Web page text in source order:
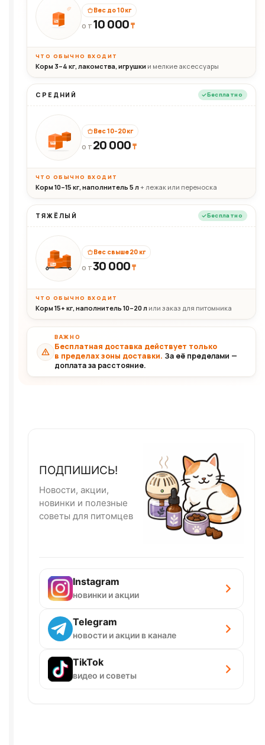
10кг
Вес до 10 кг
ОТ 10 000₸
ЧТО ОБЫЧНО ВХОДИТ
Корм 3–4 кг, лакомства, игрушки и мелкие аксессуары
СРЕДНИЙ Бесплатно
20кг
Вес 10–20 кг
ОТ 20 000₸
ЧТО ОБЫЧНО ВХОДИТ
Корм 10–15 кг, наполнитель 5 л+ лежак или переноска
ТЯЖЁЛЫЙ Бесплатно
30+кг
Вес свыше 20 кг
ОТ30 000₸
ЧТО ОБЫЧНО ВХОДИТ
Корм 15+ кг, наполнитель 10–20 л или заказ для питомника
ВАЖНО
Бесплатная доставка действует только
в пределах зоны доставки. За её пределами —
доплата за расстояние.
ПОДПИШИСЬ!
Новости, акции,
новинки и полезные
советы для питомцев
Instagram
новинки и акции
Telegram
новости и акции в канале
TikTok
видео и советы